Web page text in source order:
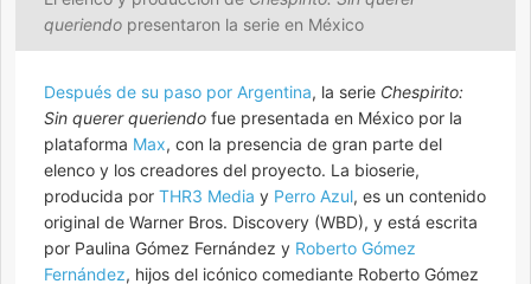
queriendo presentaron la serie en México
Después de su paso por Argentina, la serie Chespirito:
Sin querer queriendo fue presentada en México por la
plataforma Max, con la presencia de gran parte del
elenco y los creadores del proyecto. La bioserie,
producida por THR3 Media y Perro Azul, es un contenido
original de Warner Bros. Discovery (WBD), y está escrita
por Paulina Gómez Fernández y Roberto Gómez
Fernández, hijos del icónico comediante Roberto Gómez